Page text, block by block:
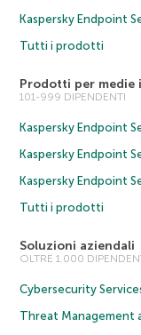
Kaspersky Endpoint
Tutti i prodotti
Prodotti per medie
101-999 DIPENDENTI
Kaspersky Endpoint
Kaspersky Endpoint
Kaspersky Endpoint
Tutti i prodotti
Soluzioni aziendali
OLTRE 1.000
Cybersecurity
Threat Management